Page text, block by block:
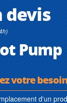
devis
Pump
votre besoin
d'un